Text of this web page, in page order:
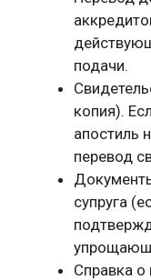
подачи.
копия).
апостиль
перевод
супруга
Справка о